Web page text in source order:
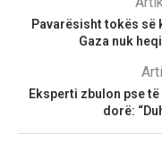
Pavarësisht tokës së
Gaza nuk
Eksperti zbulon pse
dorë: